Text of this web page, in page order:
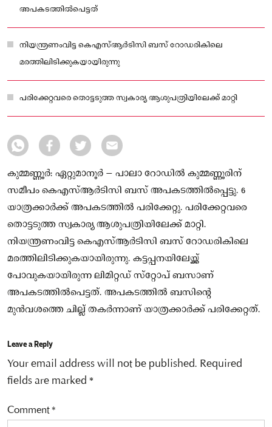
അപകടത്തില്‍പെട്ടത്
നിയന്ത്രണംവിട്ട കെഎസ്ആര്‍ടിസി ബസ് റോഡരികിലെ
മരത്തിലിടിക്കുകയായിരുന്നു
പരിക്കേറ്റവരെ തൊട്ടടുത്ത സ്വകാര്യ ആശുപത്രിയിലേക്ക് മാറ്റി
കുമ്മണ്ണൂർ: ഏറ്റുമാനൂര്‍ – പാലാ റോഡില്‍ കുമ്മണ്ണൂരിന്
സമീപം കെഎസ്ആര്‍ടിസി ബസ് അപകടത്തില്‍പ്പെട്ടു. 6
യാത്രക്കാർക്ക് അപകടത്തിൽ പരിക്കേറ്റു. പരിക്കേറ്റവരെ
തൊട്ടടുത്ത സ്വകാര്യ ആശുപത്രിയിലേക്ക് മാറ്റി.
നിയന്ത്രണംവിട്ട കെഎസ്ആര്‍ടിസി ബസ് റോഡരികിലെ
മരത്തിലിടിക്കുകയായിരുന്നു. കട്ടപ്പനയിലേയ്ക്ക്
പോവുകയായിരുന്ന ലിമിറ്റഡ് സ്‌റ്റോപ് ബസാണ്
അപകടത്തില്‍പെട്ടത്. അപകടത്തിൽ ബസിന്റെ
മുന്‍വശത്തെ ചില്ല് തകര്‍ന്നാണ് യാത്രക്കാർക്ക് പരിക്കേറ്റത്.
Leave a Reply
Your email address will not be published. Required
fields are marked *
Comment*